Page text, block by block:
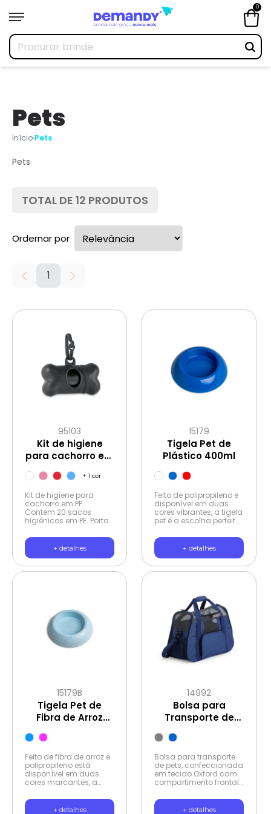
0
Pets
Início›Pets
Pets
TOTAL DE 12 PRODUTOS
Ordernar por
1
95103
Kit de higiene
para cachorro em
PP
+ 1 cor
Kit de higiene para
cachorro em PP.
Contém 20 sacos
higiénicos em PE. Porta-
osso.
+ detalhes
15179
Tigela Pet de
Plástico 400ml
Feito de polipropileno e
disponível em duas
cores vibrantes, a tigela
pet é a escolha perfeita
facilitar a alimentação
do seu amigo animal
com muito mais
Seu formato circular
as refeições ainda
mais tranquilas. Porque
alimentar seu pet com
carinho e qualidade é
essencial!
+ detalhes
15179B
Tigela Pet de
Fibra de Arroz
Feito de fibra de arroz e
polipropileno está
disponível em duas
cores marcantes, a
perfeita para quem
quer facilitar a
+ detalhes
14992
Bolsa para
Transporte de
Bolsa para transporte
de pets, confeccionada
em tecido Oxford com
compartimento frontal
tapete dupla face, com
uma camada
+ detalhes